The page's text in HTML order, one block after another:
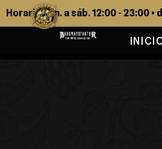
Horario: lun. a sáb. 12:00 - 23:00